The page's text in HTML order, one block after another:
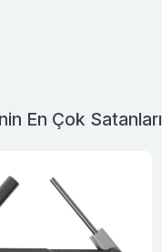
En Çok Satanları